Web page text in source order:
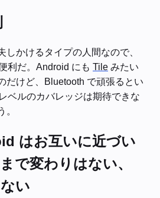
しかけるタイプの人間なので、
利だ。Android にも Tile みたい
だけど、Bluetooth で頑張るとい
ベルのカバレッジは期待できな
。
はお互いに近づい
で変わりはない、
い